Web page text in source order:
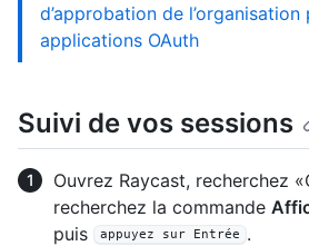
d’approbation de l’organisation
applications OAuth
Suivi de vos sessions
Ouvrez Raycast, recherchez
recherchez la commande
puis
appuyez sur Entrée
.